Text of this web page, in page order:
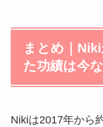
まとめ｜
た功績は今
Nikiは2017年から